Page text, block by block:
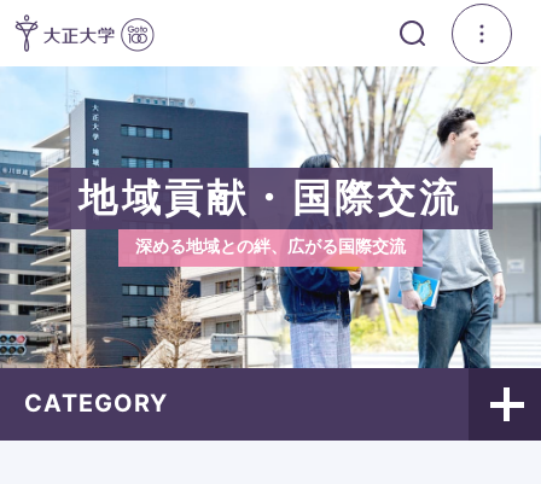
地域貢献・国際交流
深める地域との絆、広がる国際交流
CATEGORY